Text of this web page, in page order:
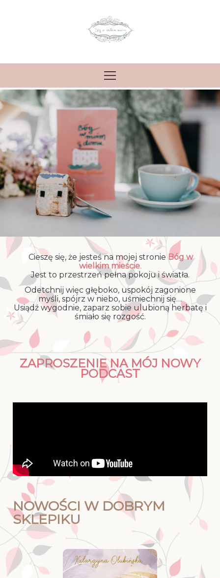
Cieszę się, że jesteś na mojej stronie Bóg w
wielkim mieście.
Jest to przestrzeń pełna pokoju i światła.
Odetchnij więc głęboko, uspokój zagonione
myśli, spójrz w niebo, uśmiechnij się…
Usiądź wygodnie, zaparz sobie ulubioną herbatę i
śmiało się rozgość.
ZAPROSZENIE NA MÓJ NOWY
PODCAST
NOWOŚCI W DOBRYM
SKLEPIKU